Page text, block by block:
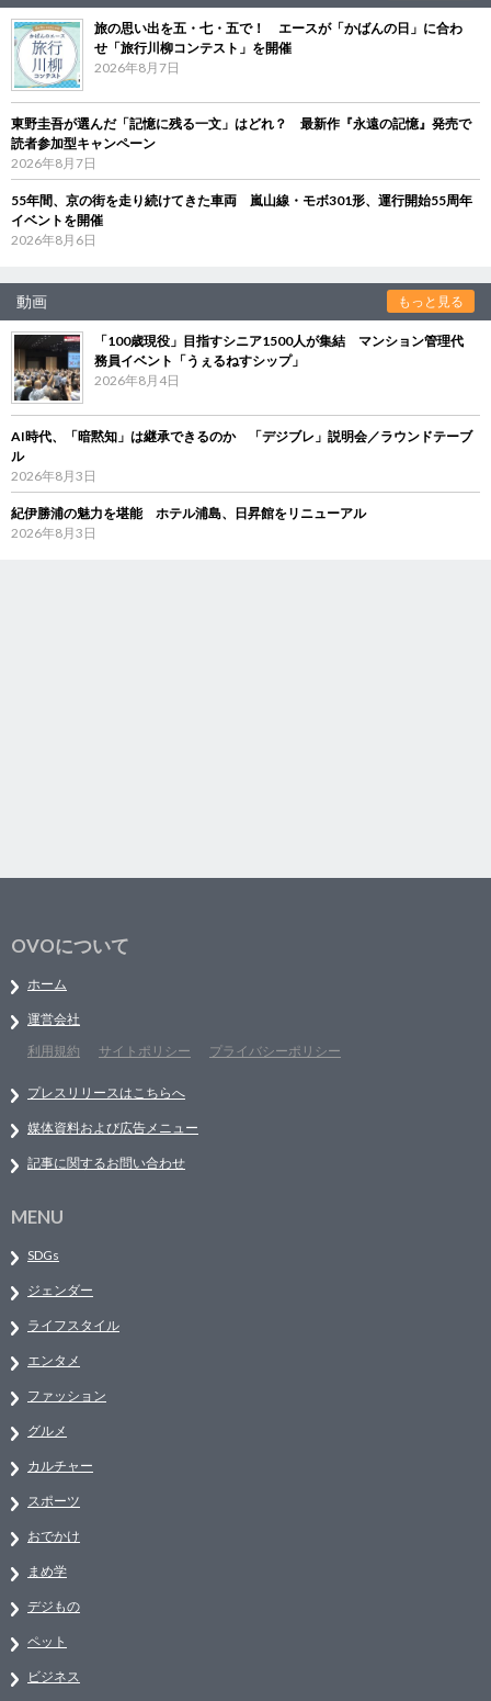
旅の思い出を五・七・五で！ エースが「かばんの日」に合わ
せ「旅行川柳コンテスト」を開催
2026年8月7日
東野圭吾が選んだ「記憶に残る一文」はどれ？ 最新作『永遠の記憶』発売で
読者参加型キャンペーン
2026年8月7日
55年間、京の街を走り続けてきた車両 嵐山線・モボ301形、運行開始55周年
イベントを開催
2026年8月6日
動画 もっと見る
「100歳現役」目指すシニア1500人が集結 マンション管理代
務員イベント「うぇるねすシップ」
2026年8月4日
AI時代、「暗黙知」は継承できるのか 「デジブレ」説明会／ラウンドテーブ
ル
2026年8月3日
紀伊勝浦の魅力を堪能 ホテル浦島、日昇館をリニューアル
2026年8月3日
OVOについて
ホーム
運営会社
利用規約
サイトポリシー プライバシーポリシー
プレスリリースはこちらへ
媒体資料および広告メニュー
記事に関するお問い合わせ
MENU
SDGs
ジェンダー
ライフスタイル
エンタメ
ファッション
グルメ
カルチャー
スポーツ
おでかけ
まめ学
デジもの
ペット
ビジネス